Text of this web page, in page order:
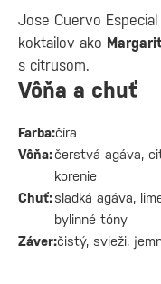
Jose Cuervo
koktailov ako
s citrusom.
Vôňa a chuť
Farba:číra
Vôňa:čerstvá agáva,
korenie
Chuť:sladká agáva,
bylinné tóny
Záver:čistý, svieži,